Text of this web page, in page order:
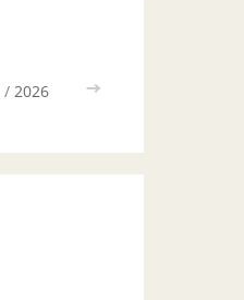
/ 2026 >>